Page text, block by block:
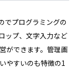
でプログラミングの
ップ、文字入力など
ができます。管理画
やすいのも特徴の1